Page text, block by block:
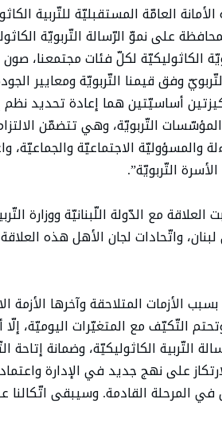
العامّة المستقبليّة للتّربية
على نموّ الرّسالة التّربويّة
الكاثوليكيّة لكلّ فئات مجتمعنا،
وفق قيمنا التّربويّة ومعايير
أساسيّتين هما إعادة تحديد
المؤسّسات التّربويّة، وهي تتضمّن
والمسؤوليّة الاجتماعيّة
التّربويّة”.
مع الدّولة اللّبنانيّة ووزارة
واتّحادات لجان الأهل هذه
بسبب الأزمات المتلاحقة وآخرها
التّكيّف مع المتغيّرات اليوميّة، إلّا
التّربية الكاثوليكيّة، وضمانة
على نهج جديد في الإدارة
المرحلة القادمة. وسيبقى